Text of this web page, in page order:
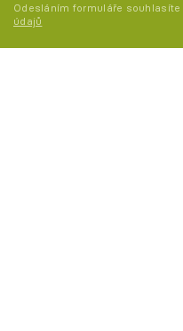
Odesláním formuláře souhlasíte
údajů